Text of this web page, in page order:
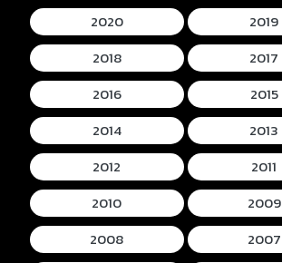
2020
2019
2018
2017
2016
2015
2014
2013
2012
2011
2010
2009
2008
2007